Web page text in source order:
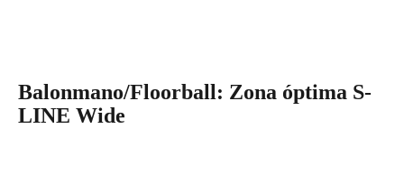
Balonmano/Floorball: Zona óptima S-
LINE Wide